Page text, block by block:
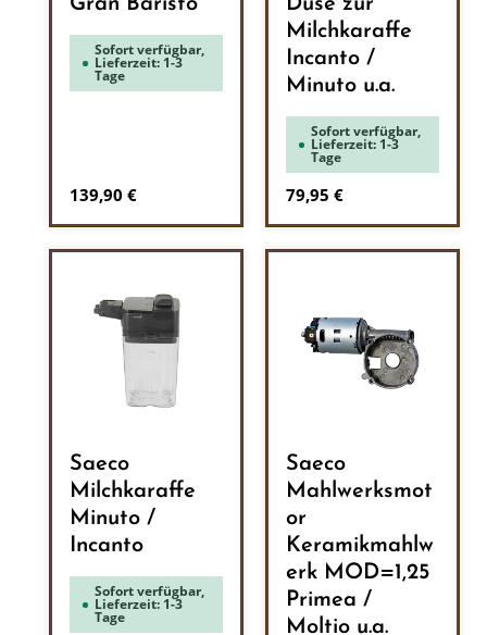
Gran Baristo
Sofort verfügbar,
Lieferzeit: 1-3
Tage
Regulärer Preis:
139,90 €
Düse zur
Milchkaraffe
Incanto /
Minuto u.a.
Sofort verfügbar,
Lieferzeit: 1-3
Tage
Regulärer Preis:
79,95 €
Saeco
Milchkaraffe
Minuto /
Incanto
Sofort verfügbar,
Lieferzeit: 1-3
Tage
Saeco
Mahlwerksmot
or
Keramikmahlw
erk MOD=1,25
Primea /
Moltio u.a.